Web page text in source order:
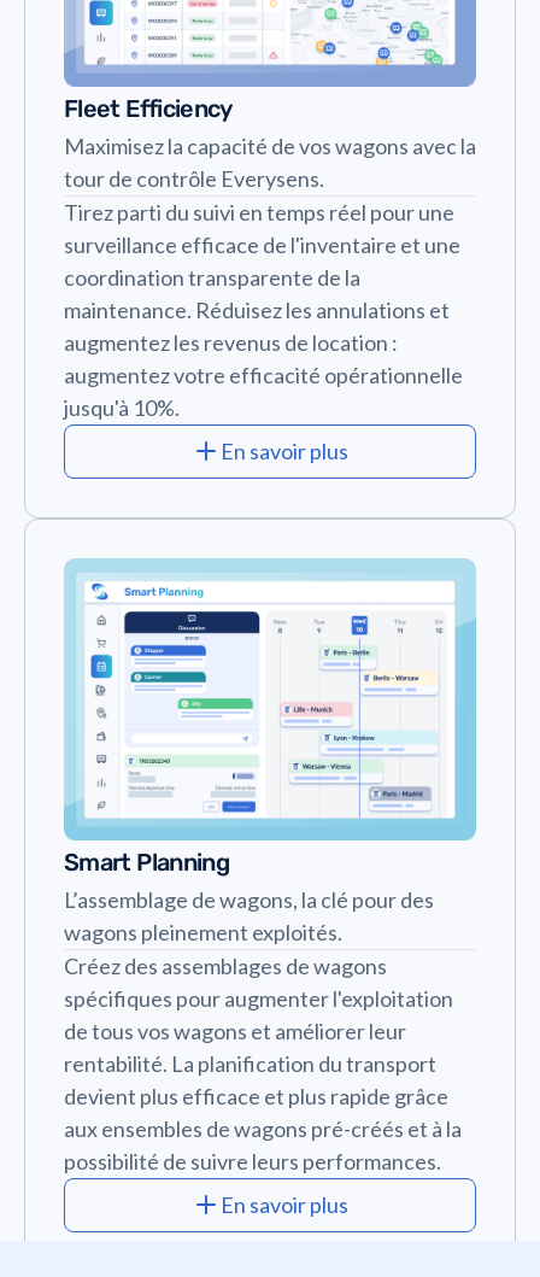
Fleet Efficiency
Maximisez la capacité de vos wagons avec la
tour de contrôle Everysens.
Tirez parti du suivi en temps réel pour une
surveillance efficace de l'inventaire et une
coordination transparente de la
maintenance. Réduisez les annulations et
augmentez les revenus de location :
augmentez votre efficacité opérationnelle
jusqu'à 10%.
En savoir plus
Smart Planning
L’assemblage de wagons, la clé pour des
wagons pleinement exploités.
Créez des assemblages de wagons
spécifiques pour augmenter l'exploitation
de tous vos wagons et améliorer leur
rentabilité. La planification du transport
devient plus efficace et plus rapide grâce
aux ensembles de wagons pré-créés et à la
possibilité de suivre leurs performances.
En savoir plus